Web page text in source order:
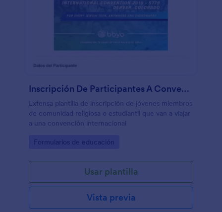
Inscripción De Participantes A Convención Internacional
Extensa plantilla de inscripción de jóvenes miembros
de comunidad religiosa o estudiantil que van a viajar
a una convención internacional
Go to Category:
Formularios de educación
Usar plantilla
Vista previa